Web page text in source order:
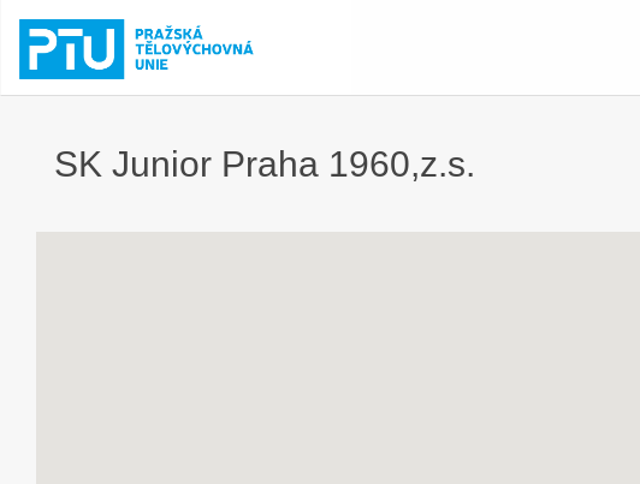
SK Junior Praha 1960,z.s.